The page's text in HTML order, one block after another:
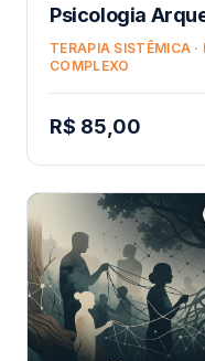
Psicologia
TERAPIA SISTÊMICA
COMPLEXO
R$ 85,00